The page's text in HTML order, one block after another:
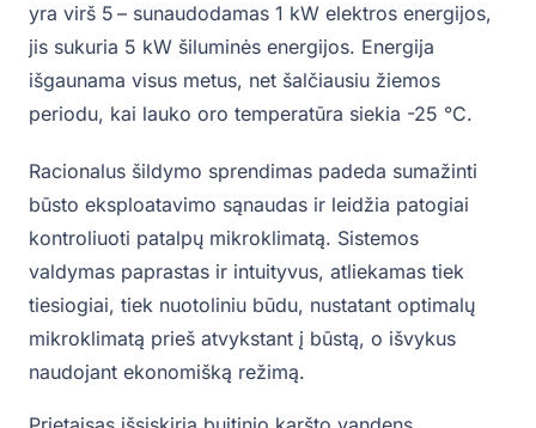
yra virš 5 – sunaudodamas 1 kW elektros energijos,
jis sukuria 5 kW šiluminės energijos. Energija
išgaunama visus metus, net šalčiausiu žiemos
periodu, kai lauko oro temperatūra siekia -25 °C.
Racionalus šildymo sprendimas padeda sumažinti
būsto eksploatavimo sąnaudas ir leidžia patogiai
kontroliuoti patalpų mikroklimatą. Sistemos
valdymas paprastas ir intuityvus, atliekamas tiek
tiesiogiai, tiek nuotoliniu būdu, nustatant optimalų
mikroklimatą prieš atvykstant į būstą, o išvykus
naudojant ekonomišką režimą.